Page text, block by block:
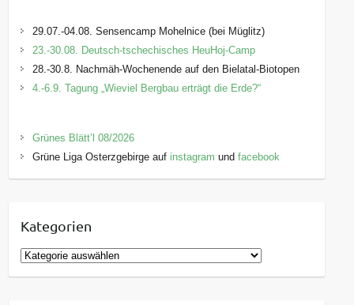
29.07.-04.08. Sensencamp Mohelnice (bei Müglitz)
23.-30.08. Deutsch-tschechisches HeuHoj-Camp
28.-30.8. Nachmäh-Wochenende auf den Bielatal-Biotopen
4.-6.9. Tagung „Wieviel Bergbau erträgt die Erde?“
Grünes Blätt’l 08/2026
Grüne Liga Osterzgebirge auf instagram undfacebook
Kategorien
K
a